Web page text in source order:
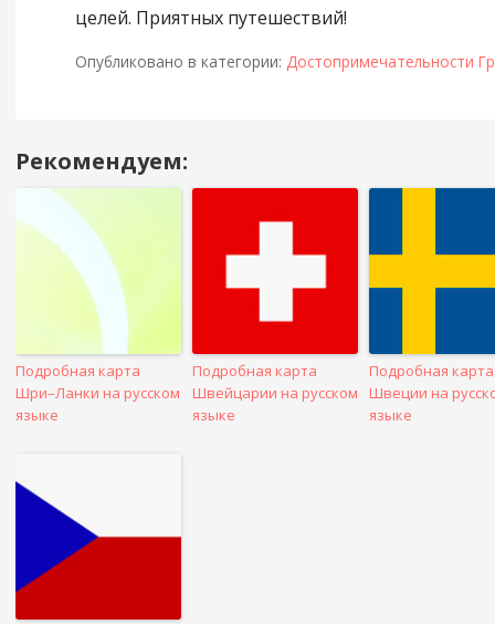
целей. Приятных путешествий!
Опубликовано в категории: Достопримечательности
Навигация
посте
Рекомендуем:
Подробная карта
Шри–Ланки на русском
языке
Подробная карта
Швейцарии на русском
языке
Подробная карта
Швеции на
языке